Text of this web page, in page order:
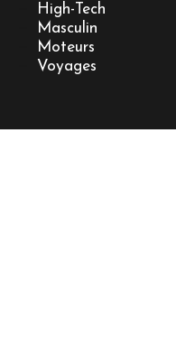
High-Tech
Masculin
Moteurs
Voyages